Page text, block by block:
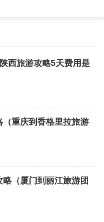
西旅游攻略5天费用是
重庆到香格里拉旅游
（厦门到丽江旅游团